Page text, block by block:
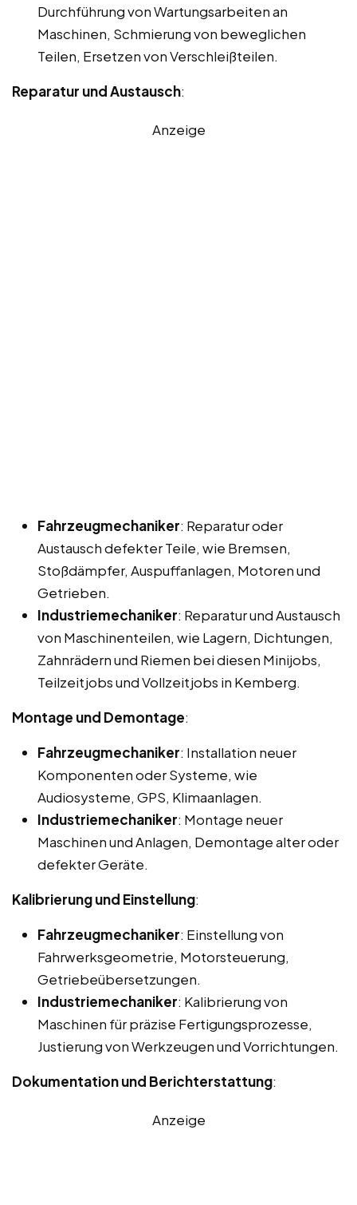
Durchführung von Wartungsarbeiten an
Maschinen, Schmierung von beweglichen
Teilen, Ersetzen von Verschleißteilen.
Reparatur und Austausch:
Anzeige
Fahrzeugmechaniker: Reparatur oder
Austausch defekter Teile, wie Bremsen,
Stoßdämpfer, Auspuffanlagen, Motoren und
Getrieben.
Industriemechaniker: Reparatur und Austausch
von Maschinenteilen, wie Lagern, Dichtungen,
Zahnrädern und Riemen bei diesen Minijobs,
Teilzeitjobs und Vollzeitjobs in Kemberg.
Montage und Demontage:
Fahrzeugmechaniker: Installation neuer
Komponenten oder Systeme, wie
Audiosysteme, GPS, Klimaanlagen.
Industriemechaniker: Montage neuer
Maschinen und Anlagen, Demontage alter oder
defekter Geräte.
Kalibrierung und Einstellung:
Fahrzeugmechaniker: Einstellung von
Fahrwerksgeometrie, Motorsteuerung,
Getriebeübersetzungen.
Industriemechaniker: Kalibrierung von
Maschinen für präzise Fertigungsprozesse,
Justierung von Werkzeugen und Vorrichtungen.
Dokumentation und Berichterstattung:
Anzeige